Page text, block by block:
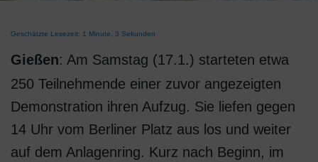
Geschätzte Lesezeit: 1 Minute, 3 Sekunden
Gießen: Am Samstag (17.1.) starteten etwa
250 Teilnehmende einer zuvor angezeigten
Demonstration ihren Aufzug. Sie liefen gegen
14 Uhr vom Berliner Platz aus los und weiter
auf dem Anlagenring. Kurz nach Beginn, im